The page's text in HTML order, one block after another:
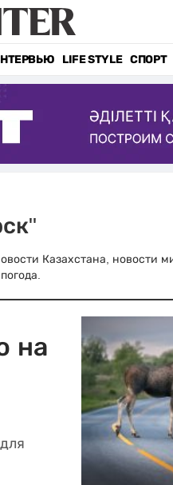
LIFE STYLE СПОРТ
Казахстана, новости
на